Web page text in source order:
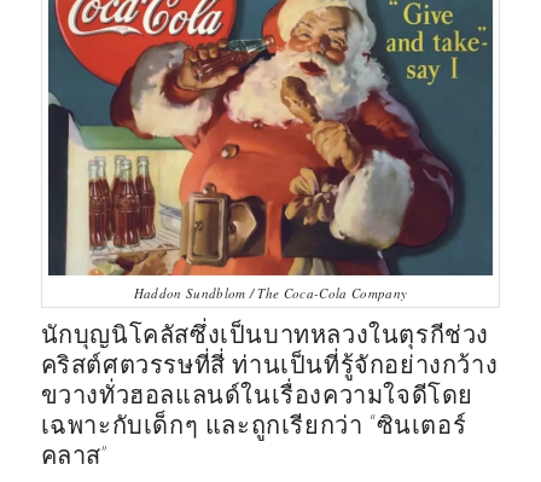
Haddon Sundblom / The Coca-Cola Company
นักบุญนิโคลัสซึ่งเป็นบาทหลวงในตุรกีช่วง
คริสต์ศตวรรษที่สี่ ท่านเป็นที่รู้จักอย่างกว้าง
ขวางทั่วฮอลแลนด์ในเรื่องความใจดีโดย
เฉพาะกับเด็กๆ และถูกเรียกว่า “ซินเตอร์
คลาส”